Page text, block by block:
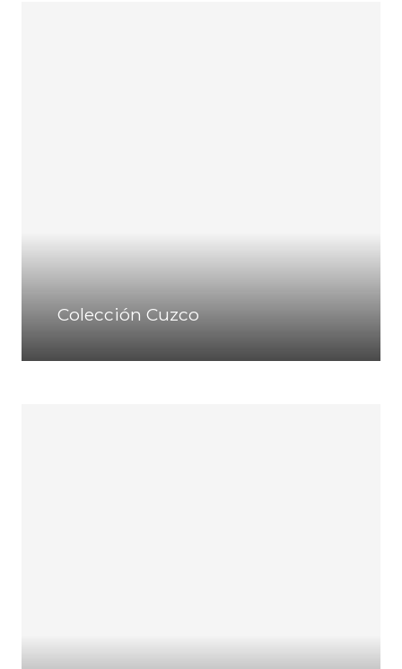
Colección Cuzco